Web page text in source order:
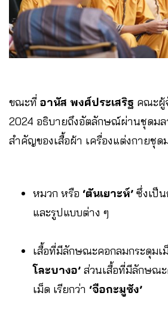
ขณะที่ อานัส พงศ์ประเสริฐ คณะผู้
2024 อธิบายถึงอัตลักษณ์ผ่านชุดมล
สำคัญของเสื้อผ้า เครื่องแต่งกายชุด
หมวก หรือ ‘ตันเยาะห์’ ซึ่งเป็
และรูปแบบต่าง ๆ
เสื้อที่มีลักษณะคอกลมกระดุมเ
โละบางอ’ ส่วนเสื้อที่มีลักษณ
เม็ด เรียกว่า ‘จือกะมูซัง’